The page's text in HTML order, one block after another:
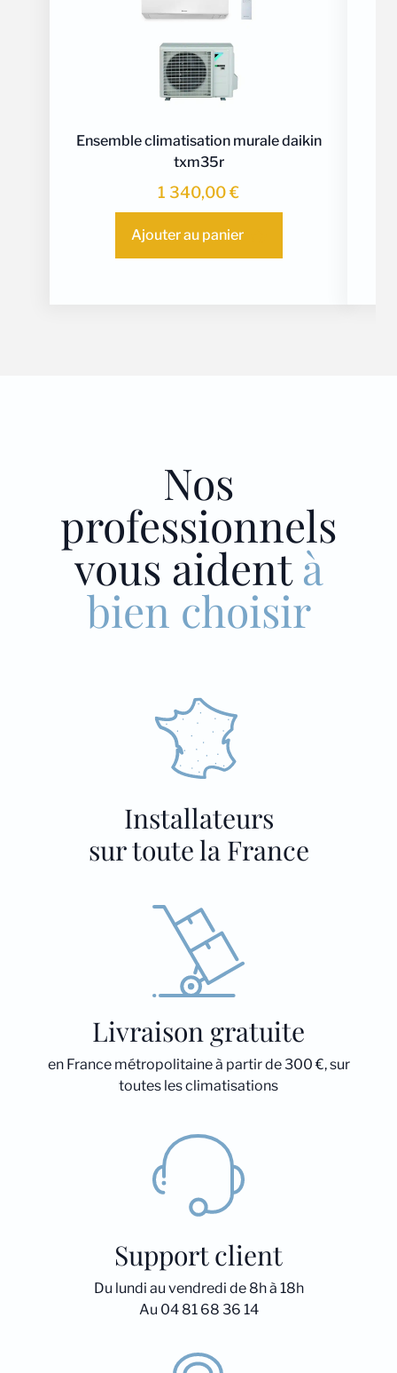
Ensemble climatisation murale daikin
txm35r
1 340,00€
Ajouter au panier
Nos
professionnels
vous aidentà
bien choisir
Installateurs
sur toute la France
Livraison gratuite
en France métropolitaine à partir de 300 €, sur
toutes les climatisations
Support client
Du lundi au vendredi de 8h à 18h
Au 04 81 68 36 14